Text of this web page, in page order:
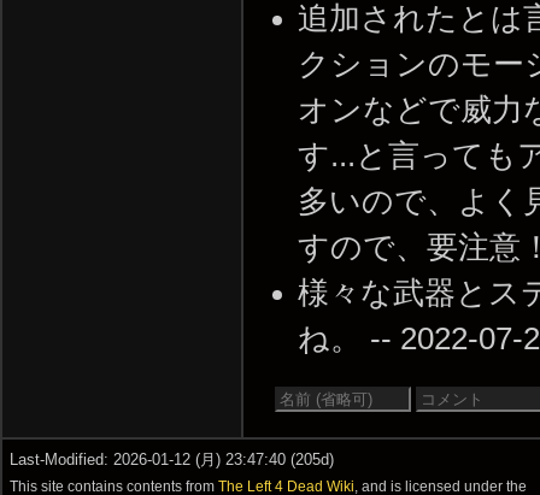
追加されたとは
クションのモー
オンなどで威力
す...と言っても
多いので、よく
すので、要注意
様々な武器とス
ね。 -- 2022-07-
Last-Modified: 2026-01-12 (月) 23:47:40 (205d)
This site contains contents fromThe Left 4 Dead Wiki , and is licensed under the